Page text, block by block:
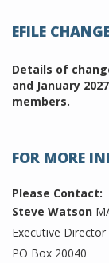
EFILE
Details of
and January 2027
members.
FOR MORE
Please Contact:
Steve Watson
Executive Director
PO Box 20040